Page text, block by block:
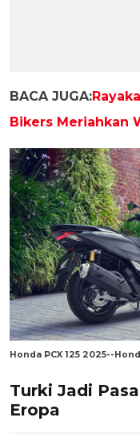
BACA JUGA:
Bikers Meriahkan
Honda PCX 125 2025--
Turki Jadi
Eropa